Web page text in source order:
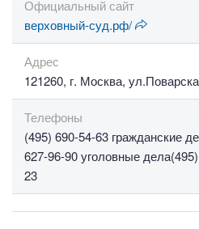
Официальный сайт
верховный-суд.рф/
Адрес
121260, г. Москва,
Телефоны
(495) 690-54-63 гражданские
627-96-90 уголовные
23